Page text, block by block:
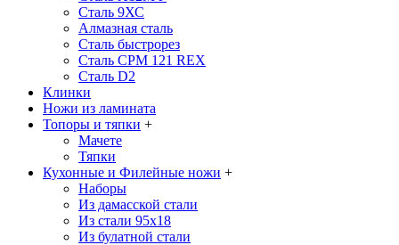
Сталь 9ХС
Алмазная сталь
Сталь быстрорез
Сталь CPM 121 REX
Сталь D2
Клинки
Ножи из ламината
Топоры и тяпки +
Мачете
Тяпки
Кухонные и Филейные ножи +
Наборы
Из дамасской стали
Из стали 95х18
Из булатной стали